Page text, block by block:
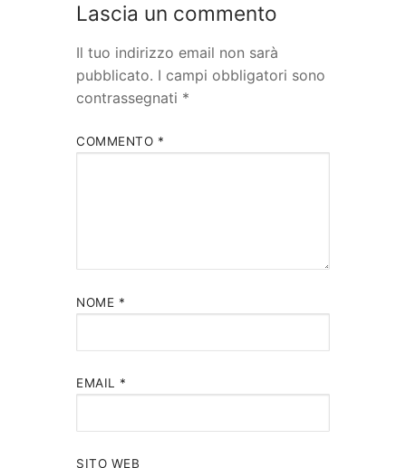
Lascia un commento
Il tuo indirizzo email non sarà
pubblicato. I campi obbligatori sono
contrassegnati *
COMMENTO *
NOME *
EMAIL *
SITO WEB